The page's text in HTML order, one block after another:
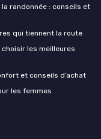
randonnée : conseils et
qui tiennent la route
les meilleures
et conseils d’achat
les femmes